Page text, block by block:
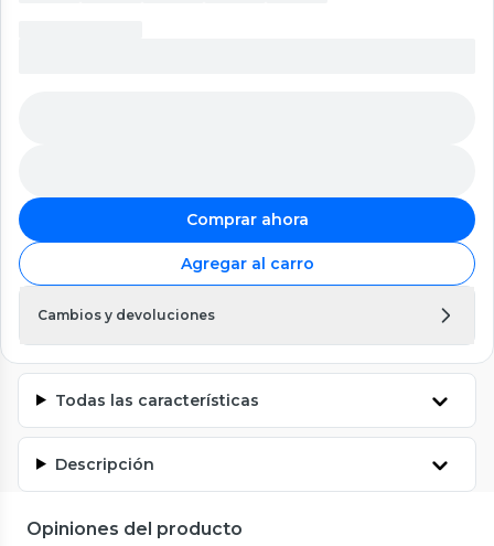
Comprar ahora
Agregar al carro
Cambios y devoluciones
Todas las características
Descripción
Opiniones del producto